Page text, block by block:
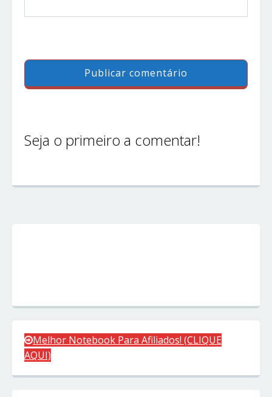
Seja o primeiro a comentar!
Melhor Notebook Para Afiliados! (CLIQUE
AQUI)